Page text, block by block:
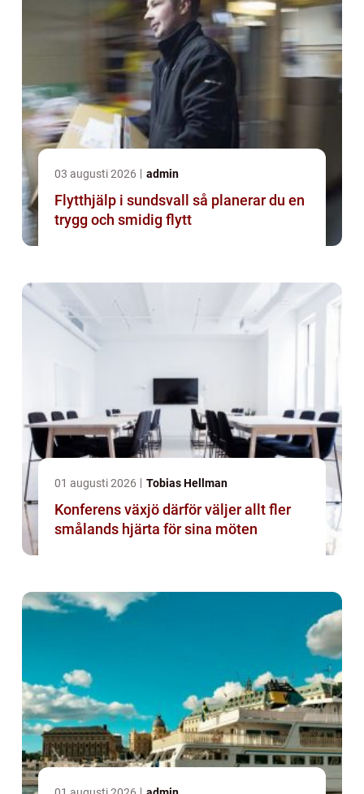
03 augusti 2026 admin
Flytthjälp i sundsvall så planerar du en
trygg och smidig flytt
01 augusti 2026 Tobias Hellman
Konferens växjö därför väljer allt fler
smålands hjärta för sina möten